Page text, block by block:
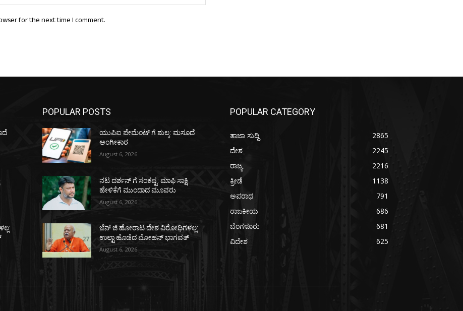
for the next time I comment.
POPULAR POSTS
ಯುಪಿಐ ಪೇಮೆಂಟ್ ಗೆ ಶುಲ್ಕ: ಮಸೂದೆ
ಅಂಗೀಕಾರ
August 6, 2026
ನಟ ದರ್ಶನ್ ಗೆ ಸಂಕಷ್ಟ: ಮಾಫಿ ಸಾಕ್ಷಿ
ಹೇಳಿಕೆಗೆ ಮುಂದಾದ ಮೂವರು
August 6, 2026
ಜೆನ್ ಜಿ ಹೋರಾಟ ದೇಶ ವಿರೋಧಿಗಳಲ್ಲ:
ಉಲ್ಟಾ ಹೊಡೆದ ಮೋಹನ್ ಭಾಗವತ್
August 6, 2026
POPULAR CATEGORY
ತಾಜಾ ಸುದ್ದಿ
2865
ದೇಶ
2245
ರಾಜ್ಯ
2216
ಕ್ರೀಡೆ
1138
ಅಪರಾಧ
791
ರಾಜಕೀಯ
686
ಬೆಂಗಳೂರು
681
ವಿದೇಶ
625